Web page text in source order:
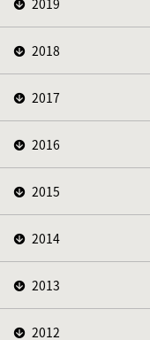
2019
2018
2017
2016
2015
2014
2013
2012